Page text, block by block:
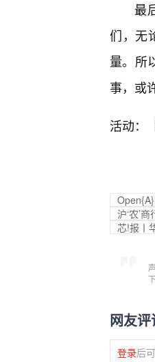
最
们，无
量。所
事，或
活动：
沪‘农’
芯!报丨
网友评
登录后